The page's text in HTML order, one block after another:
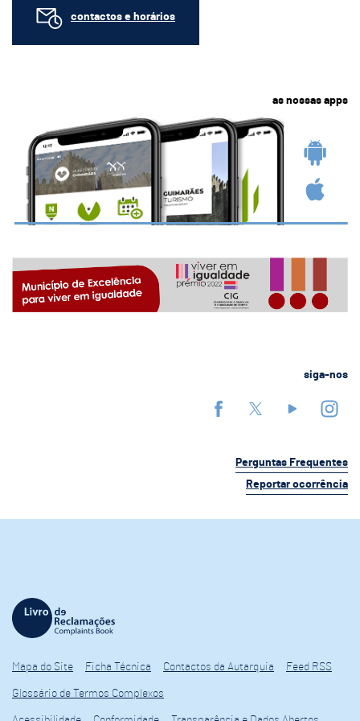
contactos e horários
as nossas apps
siga-nos
Perguntas Frequentes
Reportar ocorrência
Mapa do Site Ficha Técnica Contactos da Autarquia Feed RSS
Glossário de Termos Complexos